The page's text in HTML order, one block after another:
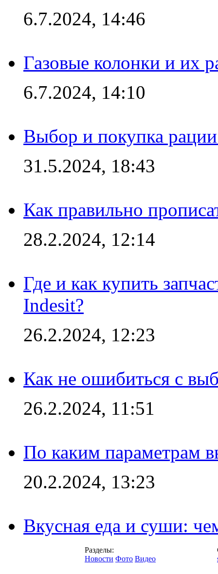
6.7.2024, 14:46
Газовые колонки и их
6.7.2024, 14:10
Выбор и покупка
31.5.2024, 18:43
Как правильно
28.2.2024, 12:14
Где и как купить
Indesit?
26.2.2024, 12:23
Как не ошибиться с
26.2.2024, 11:51
По каким параметрам
20.2.2024, 13:23
Вкусная еда и суши:
Разделы:
Новости Фото Видео